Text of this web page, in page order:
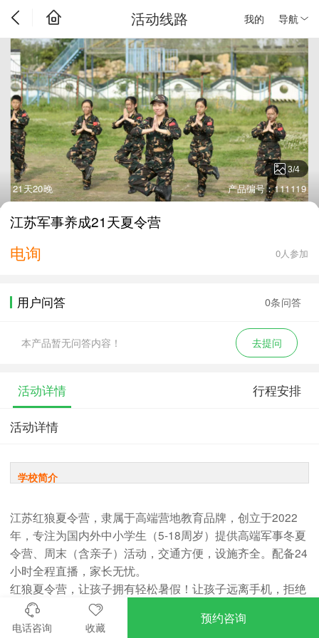
我的 导航
活动线路
3/4
21天20晚 产品编号：111119
江苏军事养成21天夏令营
电询 0人参加
用户问答 0条问答
本产品暂无问答内容！ 去提问
活动详情 行程安排
活动详情
学校简介
江苏红狼夏令营，隶属于高端营地教育品牌，创立于2022
年，专注为国内外中小学生（5-18周岁）提供高端军事冬夏
令营、周末（含亲子）活动，交通方便，设施齐全。配备24
小时全程直播，家长无忧。
红狼夏令营，让孩子拥有轻松暑假！让孩子远离手机，拒绝
懒惰，培养军事思维。
电话咨询 收藏
预约咨询